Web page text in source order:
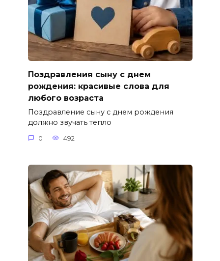
Поздравления сыну с днем
рождения: красивые слова для
любого возраста
Поздравление сыну с днем рождения
должно звучать тепло
0 492